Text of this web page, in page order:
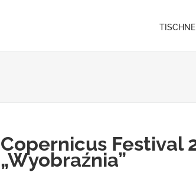
Copernicus Festival
„Wyobraźnia”